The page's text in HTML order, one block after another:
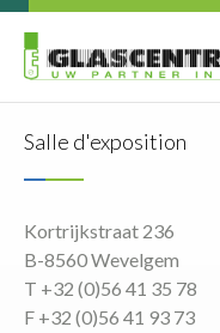
Salle d'exposition
Kortrijkstraat 236
B-8560 Wevelgem
T +32 (0)56 41 35 78
F +32 (0)56 41 93 73